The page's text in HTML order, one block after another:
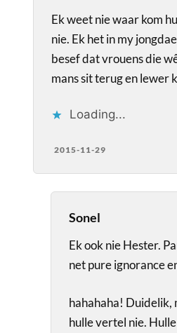
Ek weet nie waar kom
nie. Ek het in my
besef dat vrouens die
mans sit terug en lewer
Loading...
2015-11-29
Sonel
Ek ook nie Hester.
net pure ignorance
hahahaha! Duidelik,
hulle vertel nie.